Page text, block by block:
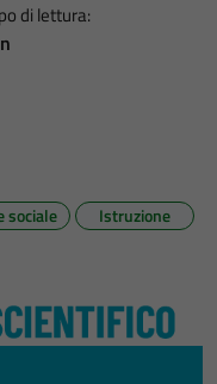
di lettura:
sociale
Istruzione